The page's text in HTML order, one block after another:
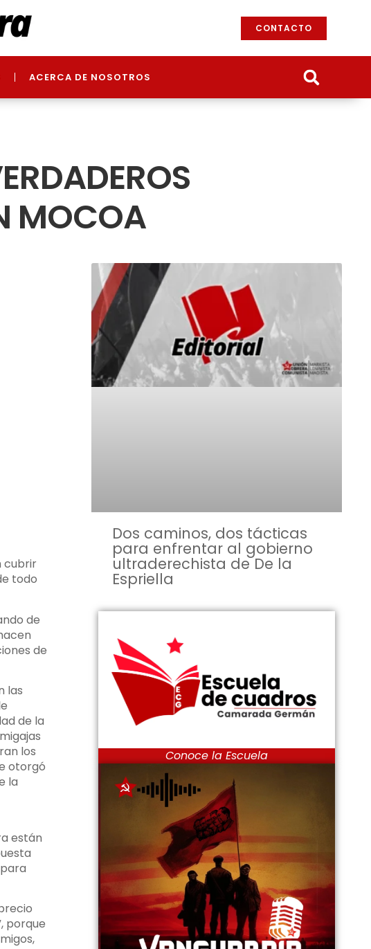
CONTACTO
ACERCA DE NOSOTROS
MOCOA
cubrir
todo
de
de
las
de la
los
otorgó
la
están
porque
Dos caminos, dos tácticas
para enfrentar al gobierno
ultraderechista de De la
Espriella
Conoce la Escuela